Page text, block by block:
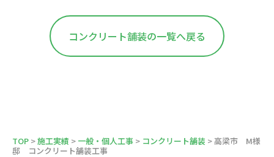
コンクリート舗装の一覧へ戻る
TOP >施工実績 > 一般・個人工事 > コンクリート舗装 > 高梁市 M様
邸 コンクリート舗装工事